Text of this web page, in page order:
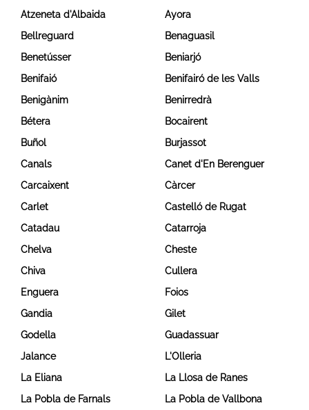
Atzeneta d'Albaida
Ayora
Bellreguard
Benaguasil
Benetússer
Beniarjó
Benifaió
Benifairó de les Valls
Benigànim
Benirredrà
Bétera
Bocairent
Buñol
Burjassot
Canals
Canet d'En Berenguer
Carcaixent
Càrcer
Carlet
Castelló de Rugat
Catadau
Catarroja
Chelva
Cheste
Chiva
Cullera
Enguera
Foios
Gandia
Gilet
Godella
Guadassuar
Jalance
L'Olleria
La Eliana
La Llosa de Ranes
La Pobla de Farnals
La Pobla de Vallbona